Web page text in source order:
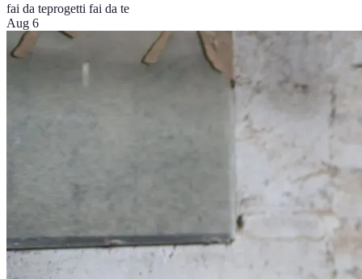
fai da teprogetti fai da te
Aug 6